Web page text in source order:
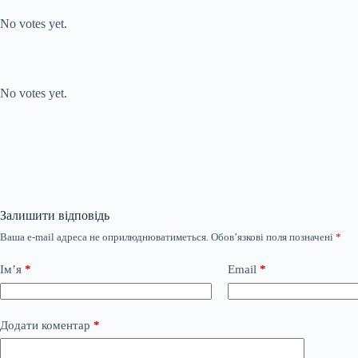
No votes yet.
No votes yet.
Залишити відповідь
Ваша e-mail адреса не оприлюднюватиметься. Обов’язкові поля позначені *
Ім’я * Email *
Додати коментар *